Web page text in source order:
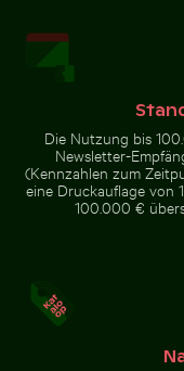
Zeitraffer eines
Blumenarrangements
Nahaufnahme
Stadtbusse vor
Die Nutzung bis
Newsletter-
(Kennzahlen zum
eine Druckauflage von
100.000 €